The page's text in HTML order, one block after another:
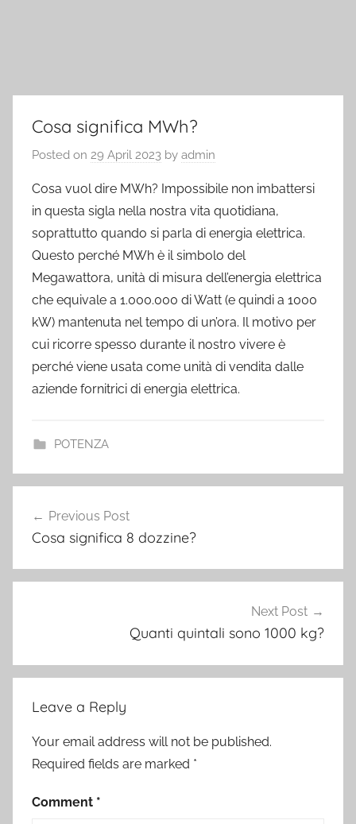
Cosa significa MWh?
Posted on 29 April 2023 by admin
Cosa vuol dire MWh? Impossibile non imbattersi
in questa sigla nella nostra vita quotidiana,
soprattutto quando si parla di energia elettrica.
Questo perché MWh è il simbolo del
Megawattora, unità di misura dell’energia elettrica
che equivale a 1.000.000 di Watt (e quindi a 1000
kW) mantenuta nel tempo di un’ora. Il motivo per
cui ricorre spesso durante il nostro vivere è
perché viene usata come unità di vendita dalle
aziende fornitrici di energia elettrica.
POTENZA
navigation
Previous Post
Cosa significa 8 dozzine?
Next Post
Quanti quintali sono 1000 kg?
Leave a Reply
Your email address will not be published.
Required fields are marked *
Comment *